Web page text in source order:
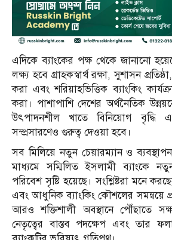
এদিকে ব্যাংকের পক্ষ থেকে জানানো
লক্ষ্য হবে গ্রাহকস্বার্থ রক্ষা, সুশাসন
করা এবং শরিয়াহভিত্তিক ব্যাংকিং
করা। পাশাপাশি দেশের অর্থনৈতিক
উৎপাদনশীল খাতে বিনিয়োগ বৃদ্ধি
সম্প্রসারণেও গুরুত্ব দেওয়া হবে।
সব মিলিয়ে নতুন চেয়ারম্যান ও
মাধ্যমে সম্মিলিত ইসলামী ব্যাংকে
পরিবেশ সৃষ্টি হয়েছে। সংশ্লিষ্টরা মনে
এবং আধুনিক ব্যাংকিং কৌশলের সমন্বয়ে
আরও শক্তিশালী অবস্থানে পৌঁছাতে
নেতৃত্বের বাস্তব পদক্ষেপ এবং তার